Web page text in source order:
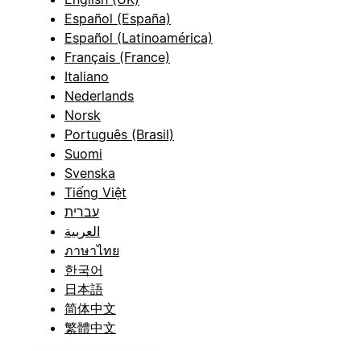
Español (España)
Español (Latinoamérica)
Français (France)
Italiano
Nederlands
Norsk
Português (Brasil)
Suomi
Svenska
Tiếng Việt
עברית
العربية
ภาษาไทย
한국어
日本語
简体中文
繁體中文